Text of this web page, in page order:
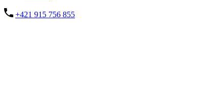
+421 915 756 855